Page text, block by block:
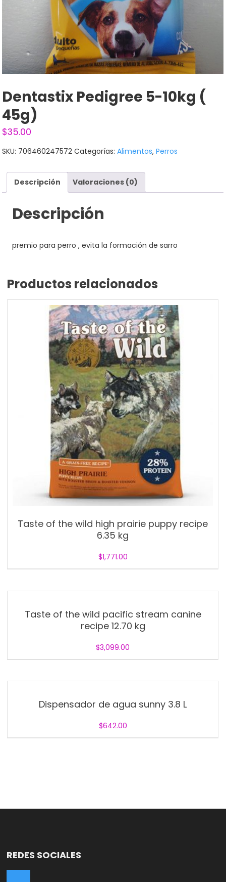
Dentastix Pedigree 5-10kg (
45g)
$35.00
SKU: 706460247572 Categorías:Alimentos,Perros
Descripción Valoraciones (0)
Descripción
premio para perro , evita la formación de sarro
Productos relacionados
Taste of the wild high prairie puppy recipe
6.35 kg
$1,771.00
Taste of the wild pacific stream canine
recipe 12.70 kg
$3,099.00
Dispensador de agua sunny 3.8 L
$642.00
REDES SOCIALES